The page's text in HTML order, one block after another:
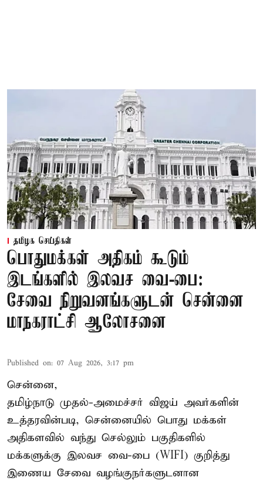
தமிழக செய்திகள்
பொதுமக்கள் அதிகம் கூடும்
இடங்களில் இலவச வை-பை:
சேவை நிறுவனங்களுடன் சென்னை
மாநகராட்சி ஆலோசனை
Published on: 07 Aug 2026, 3:17 pm
சென்னை,
தமிழ்நாடு முதல்-அமைச்சர் விஜய் அவர்களின்
உத்தரவின்படி, சென்னையில் பொது மக்கள்
அதிகளவில் வந்து செல்லும் பகுதிகளில்
மக்களுக்கு இலவச வை-பை (WIFI) குறித்து
இணைய சேவை வழங்குநர்களுடனான